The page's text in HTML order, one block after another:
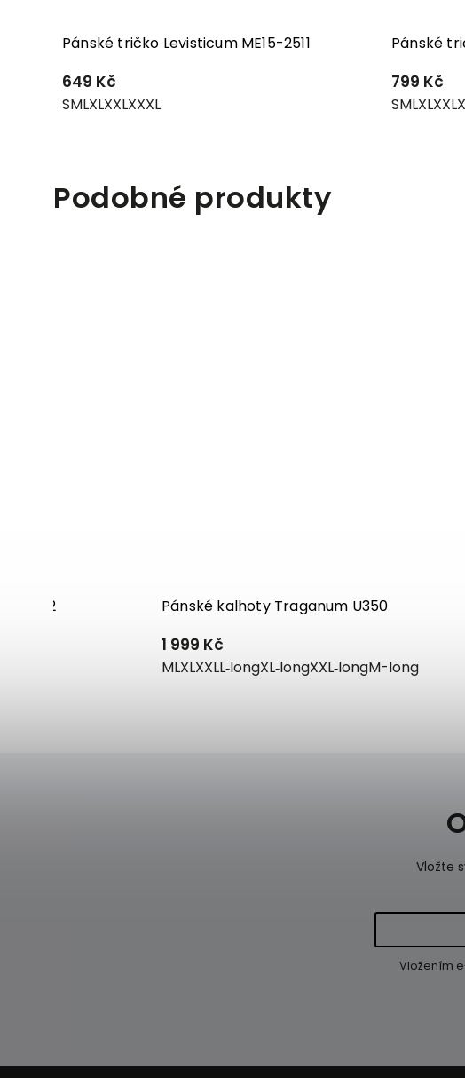
Pánské tričko Levisticum ME15-2511
649 Kč
SMLXLXXLXXXL
Pánské
799 Kč
SMLXLXXL
Podobné produkty
U02 Pánské kalhoty Traganum U350
1 999 Kč
MLXLXXLL‑longXL‑longXXL‑longM-long
Vložte
Vložením